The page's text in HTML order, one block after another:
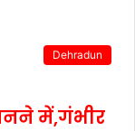
Dehradun
में,गंभीर